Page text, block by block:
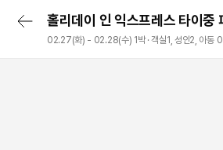
02.27(화) - 02.28(수) 1박 · 객실1, 성인2, 아동 0